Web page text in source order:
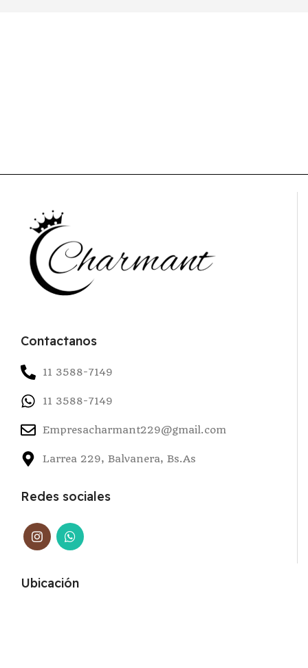
Contactanos
11 3588-7149
11 3588-7149
Empresacharmant229@gmail.com
Larrea 229, Balvanera, Bs.As
Redes sociales
Ubicación